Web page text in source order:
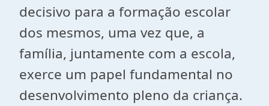
decisivo para a formação escolar
dos mesmos, uma vez que, a
família, juntamente com a escola,
exerce um papel fundamental no
desenvolvimento pleno da criança.